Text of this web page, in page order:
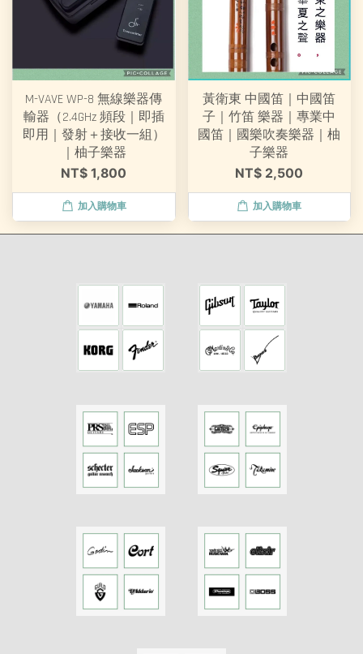
M-VAVE WP-8 無線樂器傳
輸器（2.4GHz 頻段｜即插
即用｜發射＋接收一組）
｜柚子樂器
NT$ 1,800
加入購物車
黃衛東 中國笛｜中國笛
子｜竹笛 樂器｜專業中
國笛｜國樂吹奏樂器｜柚
子樂器
NT$ 2,500
加入購物車